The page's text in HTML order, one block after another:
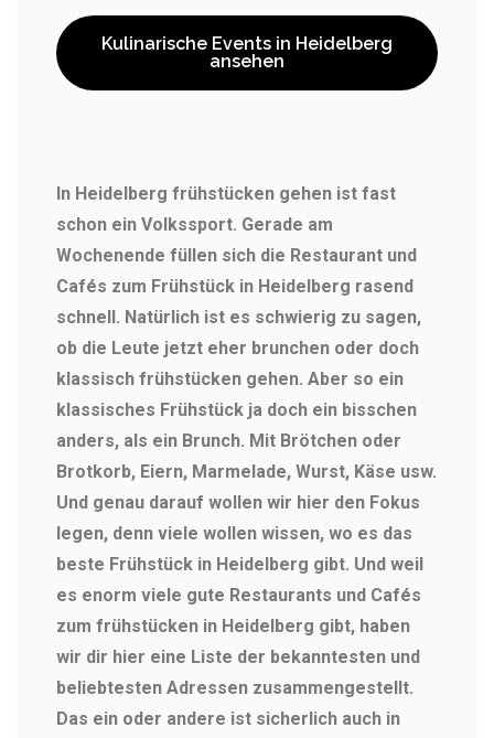
Kulinarische Events in Heidelberg
ansehen
In Heidelberg frühstücken gehen ist fast
schon ein Volkssport. Gerade am
Wochenende füllen sich die Restaurant und
Cafés zum Frühstück in Heidelberg rasend
schnell. Natürlich ist es schwierig zu sagen,
ob die Leute jetzt eher brunchen oder doch
klassisch frühstücken gehen. Aber so ein
klassisches Frühstück ja doch ein bisschen
anders, als ein Brunch. Mit Brötchen oder
Brotkorb, Eiern, Marmelade, Wurst, Käse usw.
Und genau darauf wollen wir hier den Fokus
legen, denn viele wollen wissen, wo es das
beste Frühstück in Heidelberg gibt. Und weil
es enorm viele gute Restaurants und Cafés
zum frühstücken in Heidelberg gibt, haben
wir dir hier eine Liste der bekanntesten und
beliebtesten Adressen zusammengestellt.
Das ein oder andere ist sicherlich auch in